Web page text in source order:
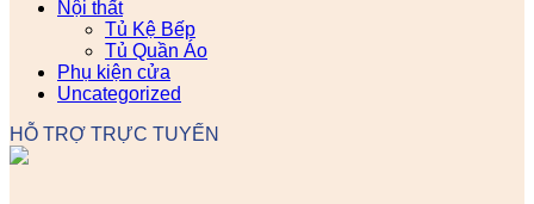
Nội thất
Tủ Kệ Bếp
Tủ Quần Áo
Phụ kiện cửa
Uncategorized
HỖ TRỢ TRỰC TUYẾN